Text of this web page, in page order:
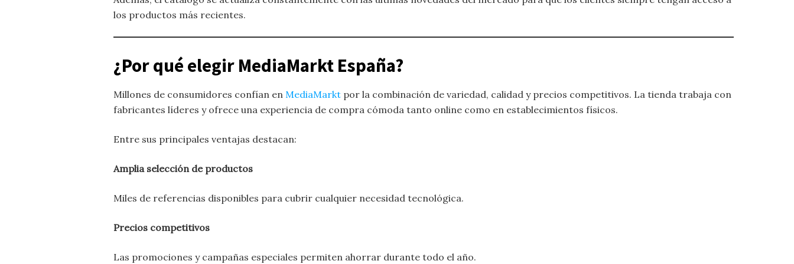
los productos más recientes.
¿Por qué elegir MediaMarkt España?
Millones de consumidores confían en MediaMarkt por la combinación de variedad, calidad y precios competitivos. La tienda trabaja con
fabricantes líderes y ofrece una experiencia de compra cómoda tanto online como en establecimientos físicos.
Entre sus principales ventajas destacan:
Amplia selección de productos
Miles de referencias disponibles para cubrir cualquier necesidad tecnológica.
Precios competitivos
Las promociones y campañas especiales permiten ahorrar durante todo el año.